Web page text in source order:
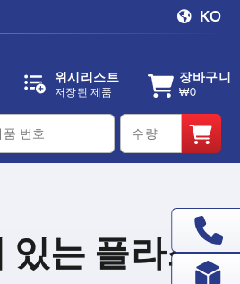
KO
위시리스트
저장된 제품
장바구니
₩0
qty
있는 플라스